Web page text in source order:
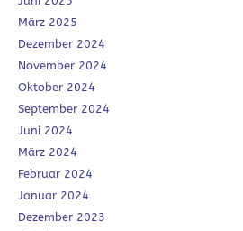
März 2025
Dezember 2024
November 2024
Oktober 2024
September 2024
Juni 2024
März 2024
Februar 2024
Januar 2024
Dezember 2023